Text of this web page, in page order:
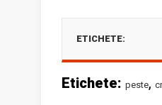
ETICHETE:
Etichete: peste,